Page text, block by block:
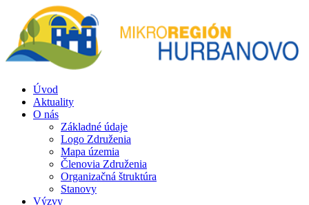
Úvod
Aktuality
O nás
Základné údaje
Logo Združenia
Mapa územia
Členovia Združenia
Organizačná štruktúra
Stanovy
Výzvy